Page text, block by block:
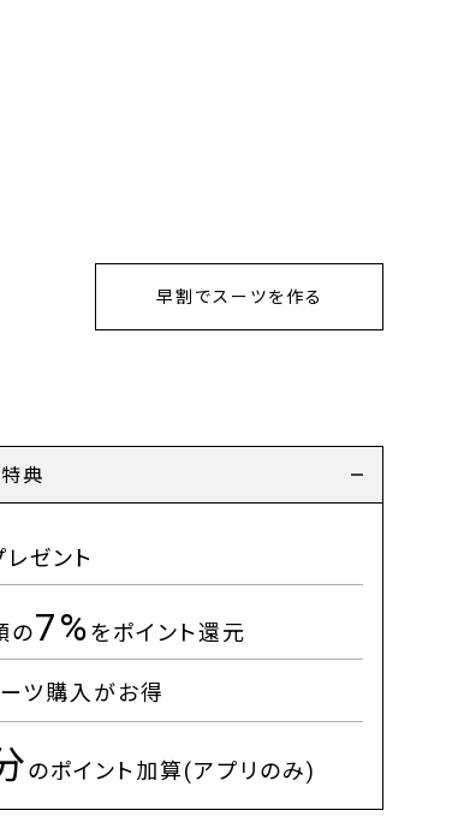
早割でスーツを作る
典
ゼント
の7%をポイント還元
ツ購入がお得
のポイント加算(アプリのみ)